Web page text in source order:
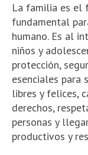
La familia es el
fundamental
humano. Es al
niños y
protección,
esenciales para
libres y felices,
derechos,
personas y
productivos y